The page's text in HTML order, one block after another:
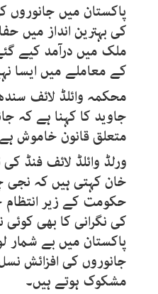
پاکستان میں جانوروں
کی بہترین انداز میں
ملک میں درآمد کیے
کے معاملے میں ایسا
محکمہ وائلڈ لائف
جاوید کا کہنا ہے کہ
متعلق قانون خاموش
ورلڈ وائلڈ لائف فنڈ
خان کہتی ہیں کہ نجی
حکومت کے زیر انتظام
کی نگرانی کا بھی
پاکستان میں بے شمار
جانوروں کی افزائش
مشکوک ہوتے ہیں۔